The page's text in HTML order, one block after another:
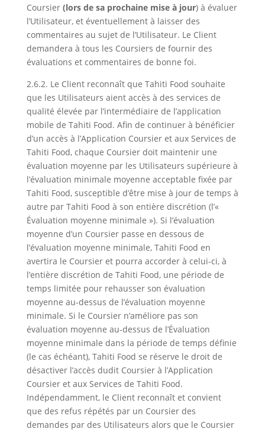
Coursier (lors de sa prochaine mise à jour) à évaluer
l’Utilisateur, et éventuellement à laisser des
commentaires au sujet de l’Utilisateur. Le Client
demandera à tous les Coursiers de fournir des
évaluations et commentaires de bonne foi.
2.6.2. Le Client reconnaît que Tahiti Food souhaite
que les Utilisateurs aient accès à des services de
qualité élevée par l’intermédiaire de l’application
mobile de Tahiti Food. Afin de continuer à bénéficier
d’un accès à l’Application Coursier et aux Services de
Tahiti Food, chaque Coursier doit maintenir une
évaluation moyenne par les Utilisateurs supérieure à
l’évaluation minimale moyenne acceptable fixée par
Tahiti Food, susceptible d’être mise à jour de temps à
autre par Tahiti Food à son entière discrétion (l’«
Évaluation moyenne minimale »). Si l’évaluation
moyenne d’un Coursier passe en dessous de
l’évaluation moyenne minimale, Tahiti Food en
avertira le Coursier et pourra accorder à celui-ci, à
l’entière discrétion de Tahiti Food, une période de
temps limitée pour rehausser son évaluation
moyenne au-dessus de l’évaluation moyenne
minimale. Si le Coursier n’améliore pas son
évaluation moyenne au-dessus de l’Évaluation
moyenne minimale dans la période de temps définie
(le cas échéant), Tahiti Food se réserve le droit de
désactiver l’accès dudit Coursier à l’Application
Coursier et aux Services de Tahiti Food.
Indépendamment, le Client reconnaît et convient
que des refus répétés par un Coursier des
demandes par des Utilisateurs alors que le Coursier